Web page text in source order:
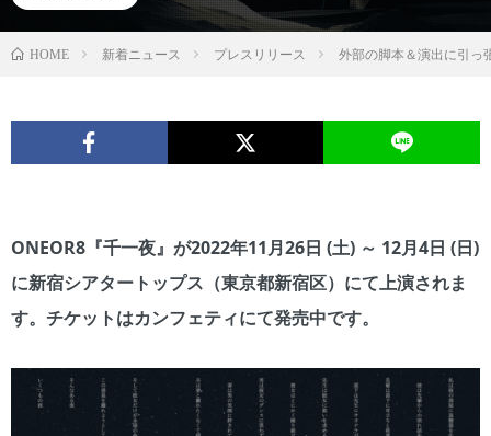
HOME 新着ニュース プレスリリース 外部の脚本＆演出に引っ
ONEOR8『千一夜』が2022年11月26日 (土) ～ 12月4日 (日)
に新宿シアタートップス（東京都新宿区）にて上演されま
す。チケットはカンフェティにて発売中です。